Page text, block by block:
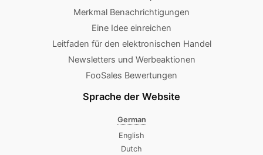
Merkmal Benachrichtigungen
Eine Idee einreichen
Leitfaden für den elektronischen Handel
Newsletters und Werbeaktionen
FooSales Bewertungen
Sprache der Website
German
English
Dutch